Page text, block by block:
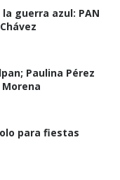
guerra azul: PAN
Paulina Pérez
para fiestas